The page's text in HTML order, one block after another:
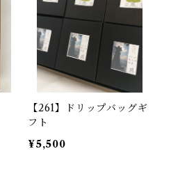
【261】ドリップバッグギ
フト
¥5,500